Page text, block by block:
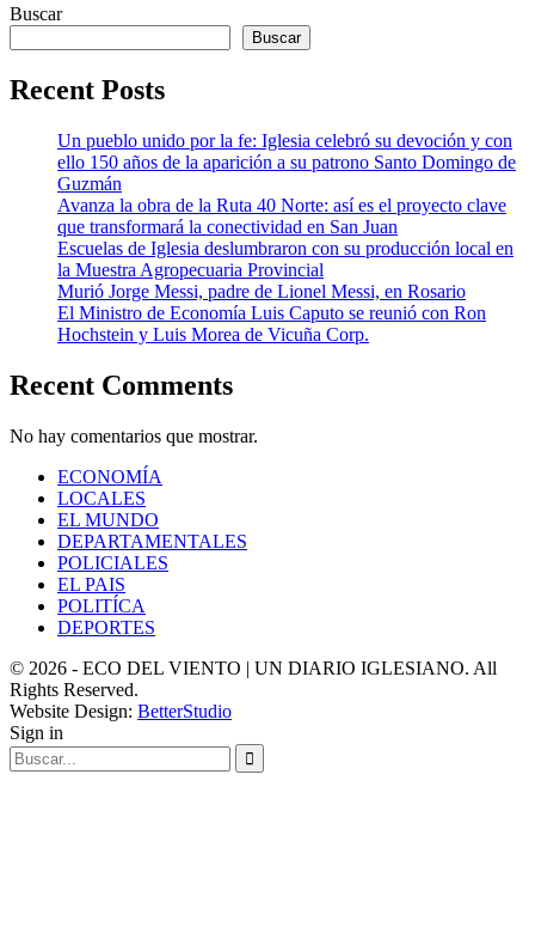
Buscar
Buscar
Recent Posts
Un pueblo unido por la fe: Iglesia celebró su devoción y con
ello 150 años de la aparición a su patrono Santo Domingo de
Guzmán
Avanza la obra de la Ruta 40 Norte: así es el proyecto clave
que transformará la conectividad en San Juan
Escuelas de Iglesia deslumbraron con su producción local en
la Muestra Agropecuaria Provincial
Murió Jorge Messi, padre de Lionel Messi, en Rosario
El Ministro de Economía Luis Caputo se reunió con Ron
Hochstein y Luis Morea de Vicuña Corp.
Recent Comments
No hay comentarios que mostrar.
ECONOMÍA
LOCALES
EL MUNDO
DEPARTAMENTALES
POLICIALES
EL PAIS
POLITÍCA
DEPORTES
© 2026 - ECO DEL VIENTO | UN DIARIO IGLESIANO. All
Rights Reserved.
Website Design: BetterStudio
Sign in